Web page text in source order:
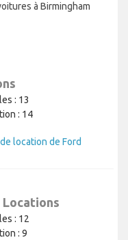
à Birmingham
: 13
: 14
location de Ford
: 12
: 9